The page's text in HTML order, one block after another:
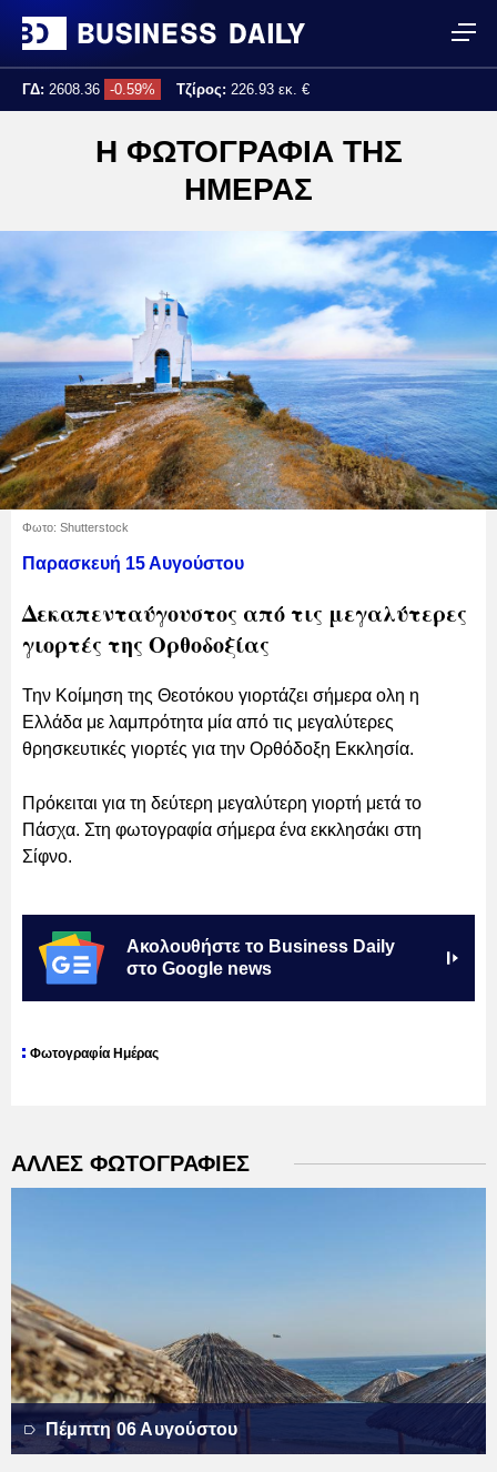
ΓΔ: 2608.36 -0.59% Τζίρος: 226.93 εκ. €
Η ΦΩΤΟΓΡΑΦΙΑ ΤΗΣ
ΗΜΕΡΑΣ
Φωτο: Shutterstock
Παρασκευή 15 Αυγούστου
Δεκαπενταύγουστος από τις μεγαλύτερες
γιορτές της Ορθοδοξίας
Την Κοίμηση της Θεοτόκου γιορτάζει σήμερα ολη η
Ελλάδα με λαμπρότητα μία από τις μεγαλύτερες
θρησκευτικές γιορτές για την Ορθόδοξη Εκκλησία.
Πρόκειται για τη δεύτερη μεγαλύτερη γιορτή μετά το
Πάσχα. Στη φωτογραφία σήμερα ένα εκκλησάκι στη
Σίφνο.
Ακολουθήστε το Business Daily
στο Google news
Φωτογραφία Ημέρας
ΑΛΛΕΣ ΦΩΤΟΓΡΑΦΙΕΣ
Πέμπτη 06 Αυγούστου